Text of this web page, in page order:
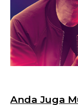
Anda Juga